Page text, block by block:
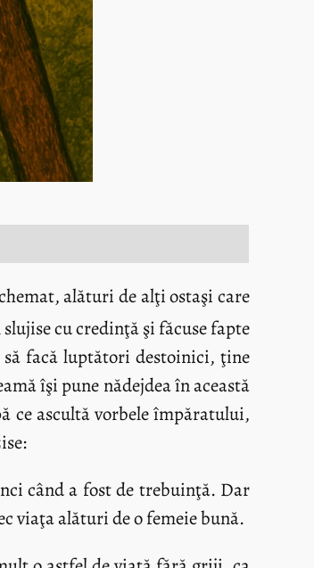
alături de alţi ostaşi care
cu credinţă şi făcuse fapte
facă luptători destoinici, ţine
îşi pune nădejdea în această
ce ascultă vorbele împăratului,
când a fost de trebuinţă. Dar
viaţa alături de o femeie bună.